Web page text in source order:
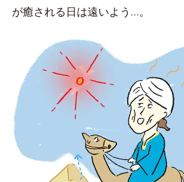
が癒される日は遠いよう…。